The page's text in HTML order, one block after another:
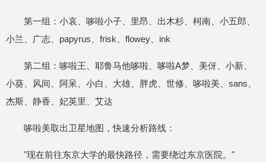
第一组：小哀、哆啦小子、里昂、出木杉、柯南、小五郎、
小兰、广志、papyrus、frisk、flowey、ink
第二组：哆啦王、耶鲁马他哆啦、哆啦A梦、美伢、小新、
小葵、风间、阿呆、小白、大雄、胖虎、世修、哆啦美、sans、
杰斯、静香、妃英里、艾达
哆啦美取出卫星地图，快速分析路线：
"现在前往东京大学的最快路径，需要绕过东京医院。"